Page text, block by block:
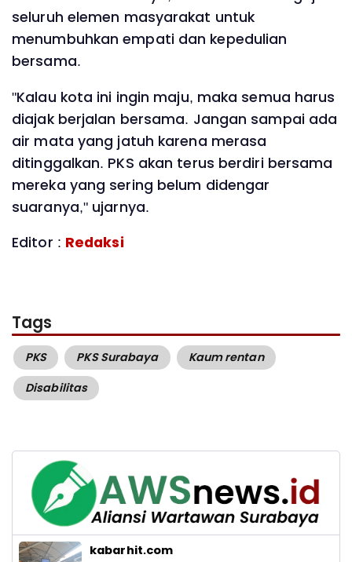
seluruh elemen masyarakat untuk
menumbuhkan empati dan kepedulian
bersama.
‎"Kalau kota ini ingin maju, maka semua harus
diajak berjalan bersama. Jangan sampai ada
air mata yang jatuh karena merasa
ditinggalkan. PKS akan terus berdiri bersama
mereka yang sering belum didengar
suaranya," ujarnya.
Editor : Redaksi
Tags
PKS PKS Surabaya
Kaum rentan
Disabilitas
kabarhit.com